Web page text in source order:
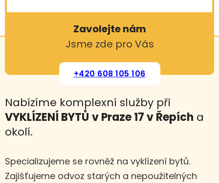
Zavolejte nám
Jsme zde pro Vás
+420 608 105 106
Nabízíme komplexní služby při
VYKLÍZENÍ BYTŮ v Praze 17 v Řepích a
okolí.
Specializujeme se rovněž na vyklízení bytů.
Zajišťujeme odvoz starých a nepoužitelných